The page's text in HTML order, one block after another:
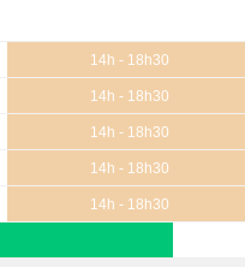
14h - 18h30
14h - 18h30
14h - 18h30
14h - 18h30
14h - 18h30